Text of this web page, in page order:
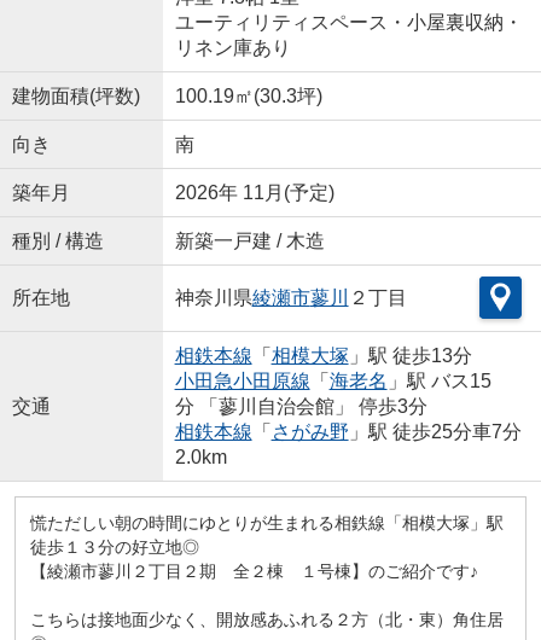
ユーティリティスペース・小屋裏収納・
リネン庫あり
建物面積(坪数) 100.19㎡(30.3坪)
向き 南
築年月 2026年 11月(予定)
種別 / 構造 新築一戸建 / 木造
所在地 神奈川県綾瀬市蓼川 ２丁目
交通
相鉄本線 「 相模大塚 」駅 徒歩13分
小田急小田原線 「 海老名 」駅 バス15
分 「蓼川自治会館」 停歩3分
相鉄本線 「 さがみ野 」駅 徒歩25分車7分
2.0km
慌ただしい朝の時間にゆとりが生まれる相鉄線「相模大塚」駅
徒歩１３分の好立地◎
【綾瀬市蓼川２丁目２期 全２棟 １号棟】のご紹介です♪
こちらは接地面少なく、開放感あふれる２方（北・東）角住居